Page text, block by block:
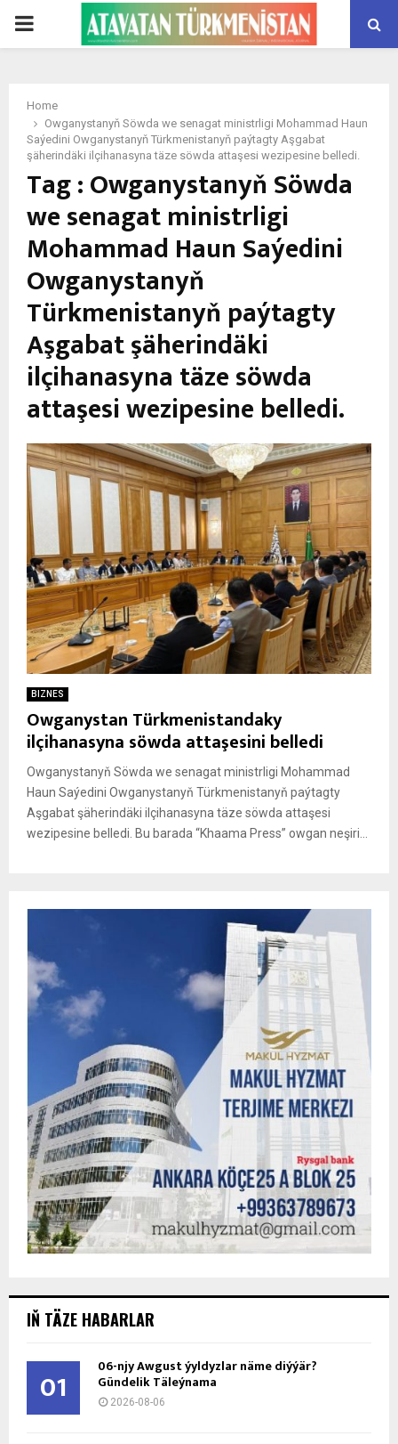
PRIMARY
Home
Owganystanyň Söwda we senagat ministrligi Mohammad Haun
Saýedini Owganystanyň Türkmenistanyň paýtagty Aşgabat
şäherindäki ilçihanasyna täze söwda attaşesi wezipesine belledi.
Tag : Owganystanyň Söwda
we senagat ministrligi
Mohammad Haun Saýedini
Owganystanyň
Türkmenistanyň paýtagty
Aşgabat şäherindäki
ilçihanasyna täze söwda
attaşesi wezipesine belledi.
BIZNES
Owganystan Türkmenistandaky
ilçihanasyna söwda attaşesini belledi
Owganystanyň Söwda we senagat ministrligi Mohammad
Haun Saýedini Owganystanyň Türkmenistanyň paýtagty
Aşgabat şäherindäki ilçihanasyna täze söwda attaşesi
wezipesine belledi. Bu barada “Khaama Press” owgan neşiri...
IŇ TÄZE HABARLAR
01 06-njy Awgust ýyldyzlar näme diýýär?
Gündelik Täleýnama
2026-08-06